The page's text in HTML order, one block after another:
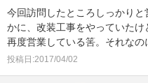
今回訪問したところしっかり
かに、改装工事をやっていた
再度営業している筈。それなの
投稿日:2017/04/02